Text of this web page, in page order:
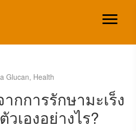
Glucan, Health
กการรักษามะเร็ง
เองอย่างไร?